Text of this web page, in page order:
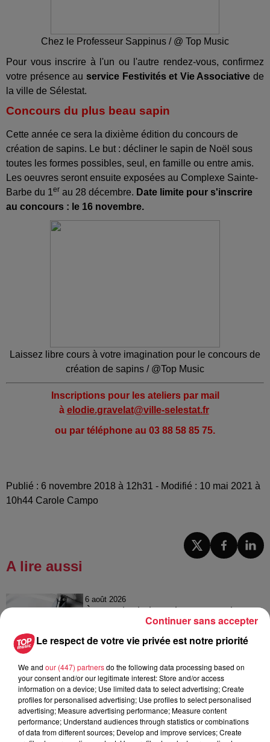
Chez le Professeur Sappinus / @ Top Music
Pour vous inscrire à l'un ou l'autre rendez-vous, confirmez
votre présence au service Festivités et Vie Associative de
la ville de Sélestat.
Concours du plus beau sapin
Cette année ce sera la dixième édition du concours de
création de sapins. Le but : décliner le sapin de Noël sous
toutes les formes possibles, seul, en famille ou entre amis.
Les oeuvres seront ensuite exposées au Complexe Sainte-
Barbe du 1er au 28 décembre. Date limite pour s'inscrire
au concours : le 16 novembre.
Laissez libre cours à votre imagination pour le concours de
création de sapins / @Top Music
Inscriptions pour les ateliers par mail
à elodie.gravelat@ville-selestat.fr
ou par téléphone au 03 88 58 85 75.
Publié : 6 novembre 2018 à 12h31 - Modifié : 10 mai 2021 à
10h44 Carole Campo
A lire aussi
6 août 2026
À Hoerdt, de l’eau brune sort des
6 août 2026
Tags antisémites à Strasbourg :
Catherine Trautmann réagit
Le respect de votre vie privée est notre priorité
We and our (447) partnersdo the following data processing based on
your consent and/or our legitimate interest: Store and/or access
information on a device; Use limited data to select advertising; Create
profiles for personalised advertising; Use profiles to select personalised
advertising; Measure advertising performance; Measure content
performance; Understand audiences through statistics or combinations
of data from different sources; Develop and improve services; Create
Continuer sans accepter